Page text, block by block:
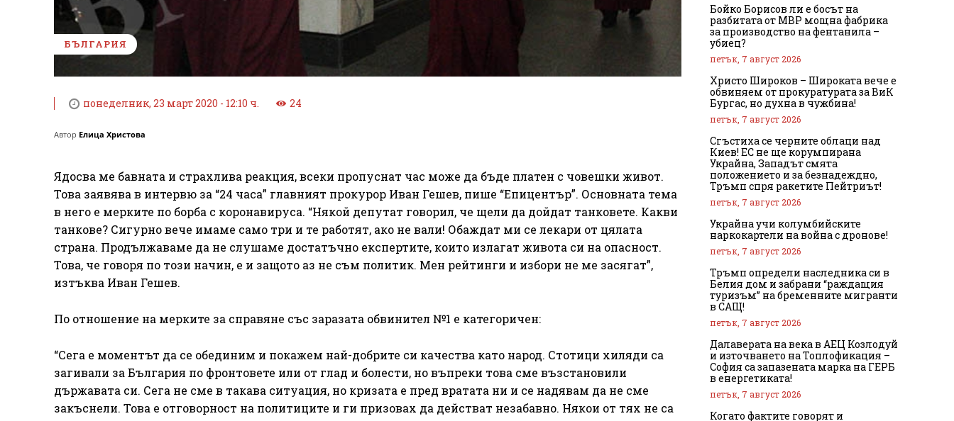
БЪЛГАРИЯ
понеделник, 23 март 2020 - 12:10 ч. 24
Автор Елица Христова
Ядосва ме бавната и страхлива реакция, всеки пропуснат час може да бъде платен с човешки живот.
Това заявява в интервю за “24 часа” главният прокурор Иван Гешев, пише “Епицентър”. Основната тема
в него е мерките по борба с коронавируса. “Някой депутат говорил, че щели да дойдат танковете. Какви
танкове? Сигурно вече имаме само три и те работят, ако не вали! Обаждат ми се лекари от цялата
страна. Продължаваме да не слушаме достатъчно експертите, които излагат живота си на опасност.
Това, че говоря по този начин, е и защото аз не съм политик. Мен рейтинги и избори не ме засягат”,
изтъква Иван Гешев.
По отношение на мерките за справяне със заразата обвинител №1 е категоричен:
“Сега е моментът да се обединим и покажем най-добрите си качества като народ. Стотици хиляди са
загивали за България по фронтовете или от глад и болести, но въпреки това сме възстановили
държавата си. Сега не сме в такава ситуация, но кризата е пред вратата ни и се надявам да не сме
закъснели. Това е отговорност на политиците и ги призовах да действат незабавно. Някои от тях не са
Бойко Борисов ли е босът на
разбитата от МВР мощна фабрика
за производство на фентанила –
убиец?
петък, 7 август 2026
Христо Широков – Широката вече е
обвиняем от прокуратурата за ВиК
Бургас, но духна в чужбина!
петък, 7 август 2026
Сгъстиха се черните облаци над
Киев! ЕС не ще корумпирана
Украйна, Западът смята
положението и за безнадеждно,
Тръмп спря ракетите Пейтриът!
петък, 7 август 2026
Украйна учи колумбийските
наркокартели на война с дронове!
петък, 7 август 2026
Тръмп определи наследника си в
Белия дом и забрани “раждащия
туризъм” на бременните мигранти
в САЩ!
петък, 7 август 2026
Далаверата на века в АЕЦ Козлодуй
и източването на Топлофикация –
София са запазената марка на ГЕРБ
в енергетиката!
петък, 7 август 2026
Когато фактите говорят и